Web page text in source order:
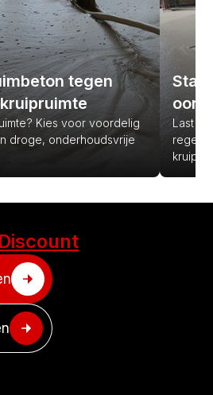
tegen
Kies voor voordelig
droge, onderhoudsvrije
Last
Discount